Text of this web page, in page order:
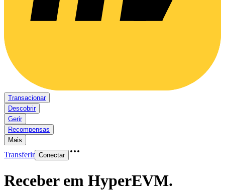
Transacionar
Descobrir
Gerir
Recompensas
Mais
Transferir Conectar
Receber em HyperEVM.